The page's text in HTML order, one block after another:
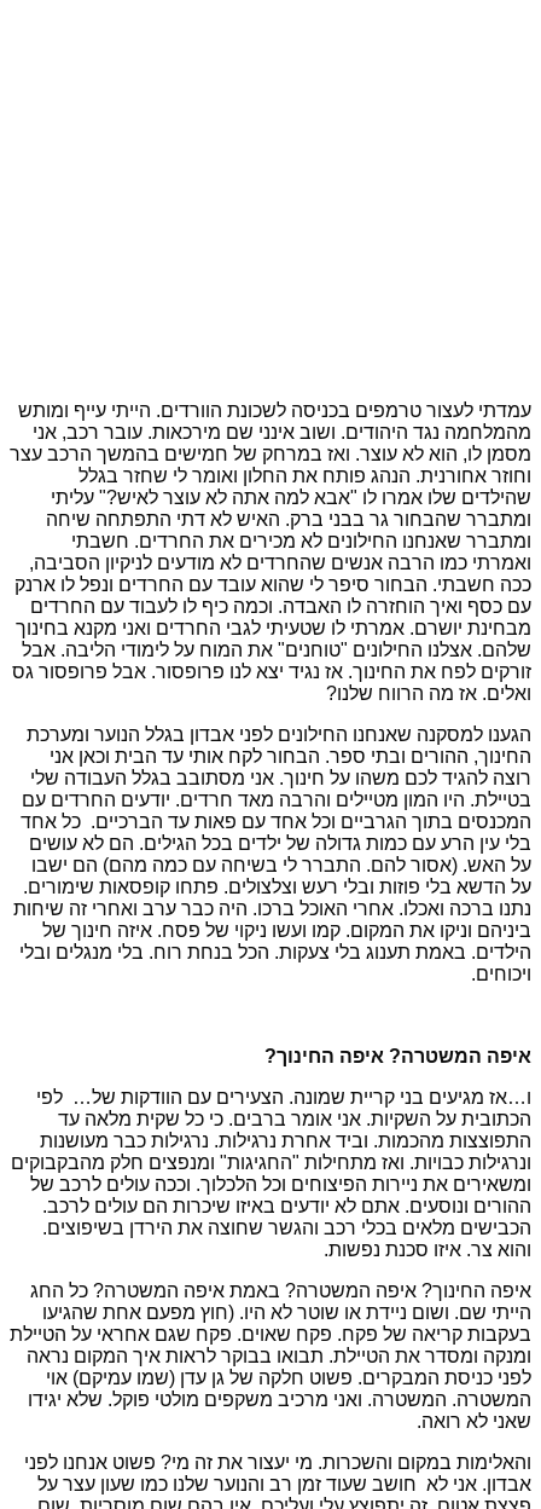
עמדתי לעצור טרמפים בכניסה לשכונת הוורדים. הייתי עייף ומותש
מהמלחמה נגד היהודים. ושוב אינני שם מירכאות. עובר רכב, אני
מסמן לו, הוא לא עוצר. ואז במרחק של חמישים בהמשך הרכב עצר
וחוזר אחורנית. הנהג פותח את החלון ואומר לי שחזר בגלל
שהילדים שלו אמרו לו "אבא למה אתה לא עוצר לאיש?" עליתי
ומתברר שהבחור גר בבני ברק. האיש לא דתי התפתחה שיחה
ומתברר שאנחנו החילונים לא מכירים את החרדים. חשבתי
ואמרתי כמו הרבה אנשים שהחרדים לא מודעים לניקיון הסביבה,
ככה חשבתי. הבחור סיפר לי שהוא עובד עם החרדים ונפל לו ארנק
עם כסף ואיך הוחזרה לו האבדה. וכמה כיף לו לעבוד עם החרדים
מבחינת יושרם. אמרתי לו שטעיתי לגבי החרדים ואני מקנא בחינוך
שלהם. אצלנו החילונים "טוחנים" את המוח על לימודי הליבה. אבל
זורקים לפח את החינוך. אז נגיד יצא לנו פרופסור. אבל פרופסור גס
ואלים. אז מה הרווח שלנו?
הגענו למסקנה שאנחנו החילונים לפני אבדון בגלל הנוער ומערכת
החינוך, ההורים ובתי ספר. הבחור לקח אותי עד הבית וכאן אני
רוצה להגיד לכם משהו על חינוך. אני מסתובב בגלל העבודה שלי
בטיילת. היו המון מטיילים והרבה מאד חרדים. יודעים החרדים עם
המכנסים בתוך הגרביים וכל אחד עם פאות עד הברכיים. כל אחד
בלי עין הרע עם כמות גדולה של ילדים בכל הגילים. הם לא עושים
על האש. (אסור להם. התברר לי בשיחה עם כמה מהם) הם ישבו
על הדשא בלי פוזות ובלי רעש וצלצולים. פתחו קופסאות שימורים.
נתנו ברכה ואכלו. אחרי האוכל ברכו. היה כבר ערב ואחרי זה שיחות
ביניהם וניקו את המקום. קמו ועשו ניקוי של פסח. איזה חינוך של
הילדים. באמת תענוג בלי צעקות. הכל בנחת רוח. בלי מנגלים ובלי
ויכוחים.
איפה המשטרה? איפה החינוך?
ו…אז מגיעים בני קריית שמונה. הצעירים עם הוודקות של… לפי
הכתובית על השקיות. אני אומר ברבים. כי כל שקית מלאה עד
התפוצצות מהכמות. וביד אחרת נרגילות. נרגילות כבר מעושנות
ונרגילות כבויות. ואז מתחילות "החגיגות" ומנפצים חלק מהבקבוקים
ומשאירים את ניירות הפיצוחים וכל הלכלוך. וככה עולים לרכב של
ההורים ונוסעים. אתם לא יודעים באיזו שיכרות הם עולים לרכב.
הכבישים מלאים בכלי רכב והגשר שחוצה את הירדן בשיפוצים.
והוא צר. איזו סכנת נפשות.
איפה החינוך? איפה המשטרה? באמת איפה המשטרה? כל החג
הייתי שם. ושום ניידת או שוטר לא היו. (חוץ מפעם אחת שהגיעו
בעקבות קריאה של פקח. פקח שאוים. פקח שגם אחראי על הטיילת
ומנקה ומסדר את הטיילת. תבואו בבוקר לראות איך המקום נראה
לפני כניסת המבקרים. פשוט חלקה של גן עדן (שמו עמיקם) אוי
המשטרה. המשטרה. ואני מרכיב משקפים מולטי פוקל. שלא יגידו
שאני לא רואה.
והאלימות במקום והשכרות. מי יעצור את זה מי? פשוט אנחנו לפני
אבדון. אני לא חושב שעוד זמן רב והנוער שלנו כמו שעון עצר על